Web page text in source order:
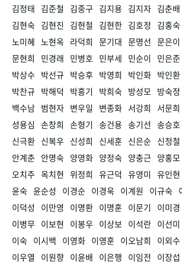
김정태 김준철 김중구 김지용 김지자 김춘배
김현숙 김현진 김현철 김현한 김호정 김홍숙
노미혜 노현옥 라덕희 문기대 문명선 문은이
문현희
민경래 민병호 민부세 민순이 민은준
박상수 박선규 박승후 박영희 박인화 박인환
박찬규 박해덕 박흥기 박희숙 방성모 방숙정
백수남 범현자 변우일 변종화 서강희 서문희
성용심 손창희 손형기 송건용 송기선 송승호
신극환 신복우 신성희 신세훈 신은순 신정철
안계춘 안명숙 양영화 양정숙 양충근 양홍모
오치주 옥치현 위정희 유근덕 유영미 유인현
윤숙 윤순성 이경순 이경욱 이계원 이규숙
이덕성
이만영 이명환 이명훈 이문기 이미경
이병무 이보현 이봉우 이상보 이석란 이선미
이숙 이시백 이영화 이영훈 이오남희 이외수
이우열
이원향 이윤배 이은행 이임전 이장섭